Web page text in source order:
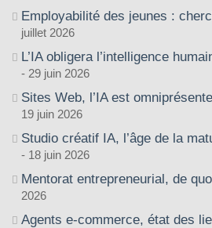
Employabilité des jeunes :
juillet 2026
L’IA obligera l’intelligence
29 juin 2026
Sites Web, l’IA est
19 juin 2026
Studio créatif IA, l’âge de la
18 juin 2026
Mentorat entrepreneurial, de
2026
Agents e-commerce, état des